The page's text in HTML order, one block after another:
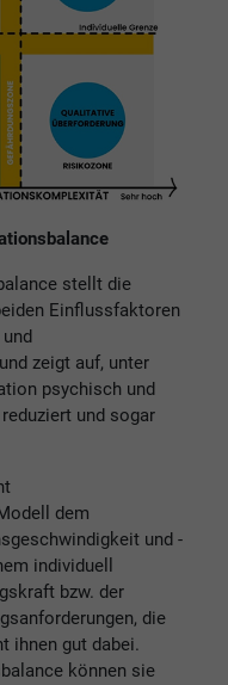
stellt die
Einflussfaktoren
zeigt auf, unter
psychisch und
und sogar
dem
und -
individuell
bzw. der
die
ihnen gut dabei.
können sie